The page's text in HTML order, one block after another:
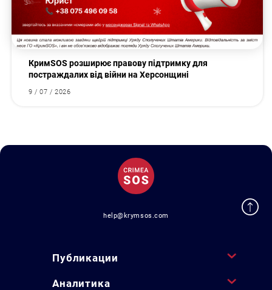
КримSOS розширює правову підтримку для
постраждалих від війни на Херсонщині
9 / 07 / 2026
help@krymsos.com
Публикации
Аналитика